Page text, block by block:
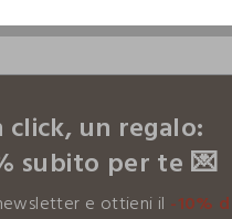
viene sottoposto a test
il rispetto dei limiti che
quelli previsti dalla normativa
i dettagli
click, un regalo:
subito per te 💌
e ottieni il -10%